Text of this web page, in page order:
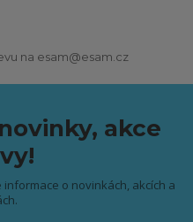
na esam@esam.cz
akce
o novinkách, akcích a